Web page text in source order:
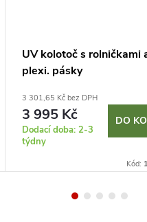
UV kolotoč s rolničkami
plexi. pásky
3 301,65 Kč bez DPH
3 995 Kč
Dodací doba: 2-3
týdny
DO
Kód: